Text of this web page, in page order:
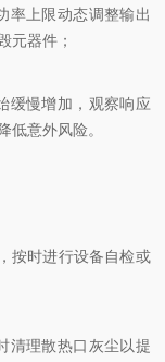
上限动态调整输出
元器件；
慢增加，观察响应
低意外风险。
时进行设备自检或
理散热口灰尘以提